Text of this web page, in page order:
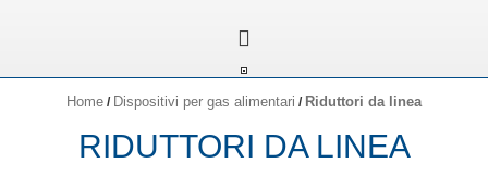
Home / Dispositivi per gas alimentari / Riduttori da linea
RIDUTTORI DA LINEA